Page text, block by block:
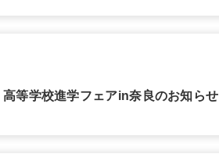
等学校進学フェアin奈良のお知らせ